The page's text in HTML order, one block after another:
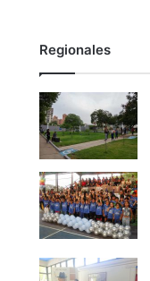
Regionales